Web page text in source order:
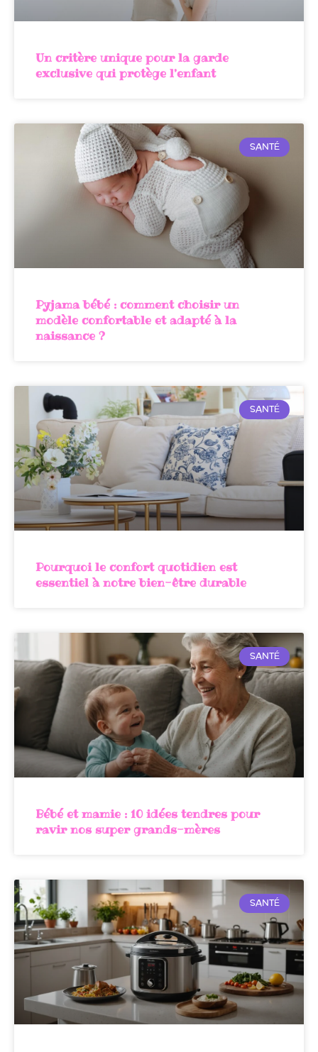
Un critère unique pour la garde
exclusive qui protège l’enfant
SANTÉ
Pyjama bébé : comment choisir un
modèle confortable et adapté à la
naissance ?
SANTÉ
Pourquoi le confort quotidien est
essentiel à notre bien-être durable
SANTÉ
Bébé et mamie : 10 idées tendres pour
ravir nos super grands-mères
SANTÉ